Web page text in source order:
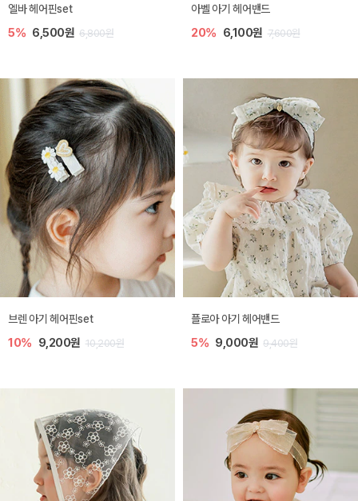
엘바 헤어핀set
5% 6,500원 6,800원
아벨 아기 헤어밴드
20% 6,100원 7,600원
브렌 아기 헤어핀set
10% 9,200원 10,200원
플로아 아기 헤어밴드
5% 9,000원 9,400원